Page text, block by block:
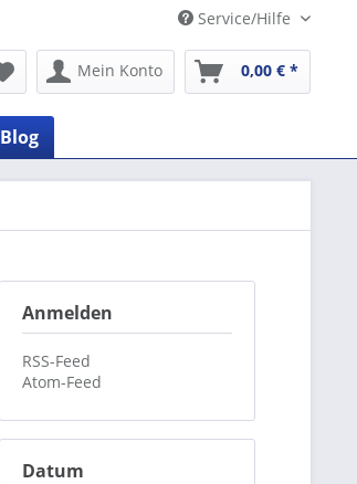
Service/Hilfe
Mein Konto 0,00 € *
Blog
Anmelden
RSS-Feed
Atom-Feed
Datum